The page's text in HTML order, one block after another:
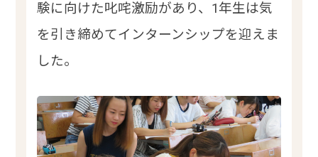
験に向けた叱咤激励があり、1年生は気
を引き締めてインターンシップを迎えま
した。